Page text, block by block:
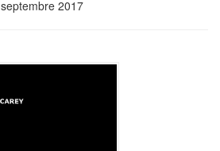
septembre 2017